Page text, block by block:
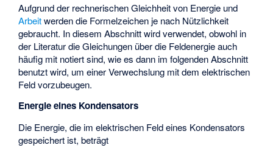
Aufgrund der rechnerischen Gleichheit von Energie und
Arbeitwerden die Formelzeichen je nach Nützlichkeit
gebraucht. In diesem Abschnitt wirdverwendet, obwohl in
der Literatur die Gleichungen über die Feldenergieauch
häufig mit notiert sind, wie es dann im folgenden Abschnitt
benutzt wird, um einer Verwechslung mit dem elektrischen
Feld vorzubeugen.
Energie eines Kondensators
Die Energie, die im elektrischen Feld eines Kondensators
gespeichert ist, beträgt